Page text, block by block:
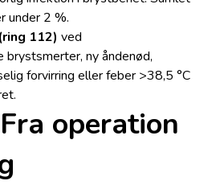
under 2 %.
112) ved
ny åndenød,
forvirring eller feber >38,5 °C
operation